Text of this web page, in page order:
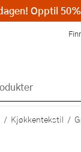
Kjøkkentekstil
Opptil